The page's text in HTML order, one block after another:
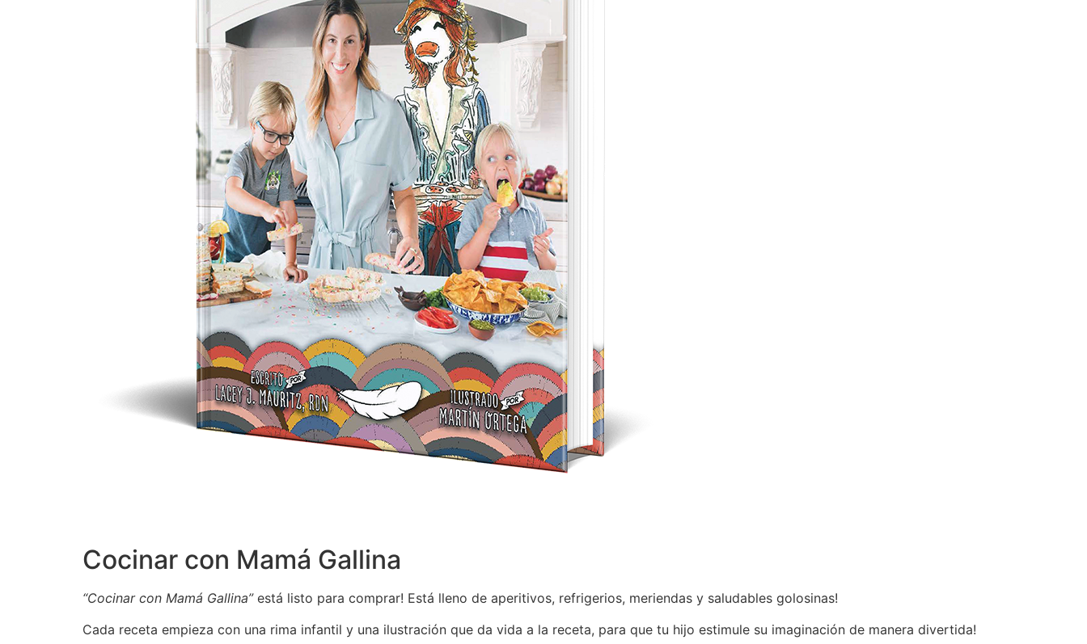
Cocinar con Mamá Gallina
“Cocinar con Mamá Gallina”está listo para comprar! Está lleno de aperitivos, refrigerios, meriendas y saludables golosinas!
Cada receta empieza con una rima infantil y una ilustración que da vida a la receta, para que tu hijo estimule su imaginación de manera divertida!